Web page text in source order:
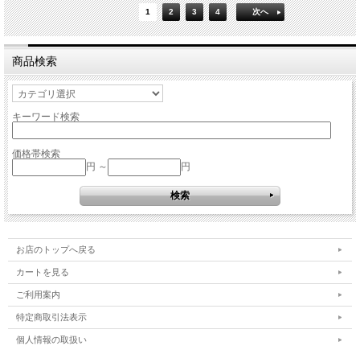
1 2 3 4 次へ
商品検索
キーワード検索
価格帯検索
円 ～
円
お店のトップへ戻る
カートを見る
ご利用案内
特定商取引法表示
個人情報の取扱い